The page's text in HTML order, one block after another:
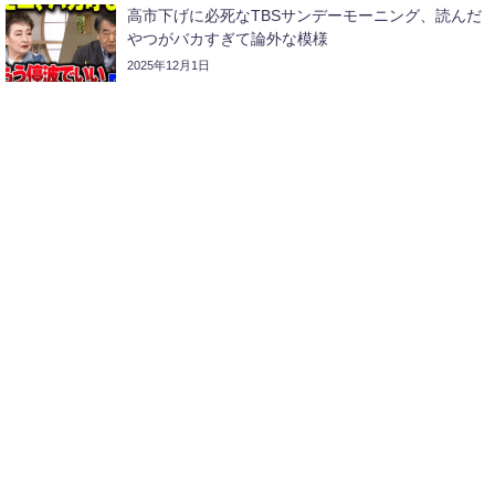
高市下げに必死なTBSサンデーモーニング、読んだ
やつがバカすぎて論外な模様
2025年12月1日